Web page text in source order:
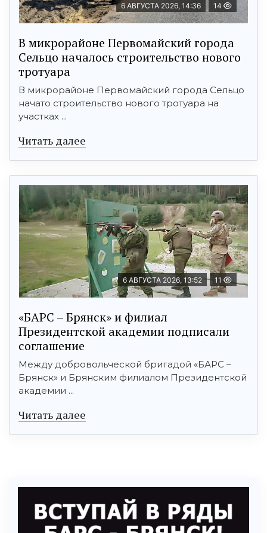
6 АВГУСТА 2026, 14:36 14
В микрорайоне Первомайский города
Сельцо началось строительство нового
тротуара
В микрорайоне Первомайский города Сельцо
начато строительство нового тротуара на
участках ...
Читать далее
6 АВГУСТА 2026, 13:52 11
«БАРС – Брянск» и филиал
Президентской академии подписали
соглашение
Между добровольческой бригадой «БАРС –
Брянск» и Брянским филиалом Президентской
академии ...
Читать далее